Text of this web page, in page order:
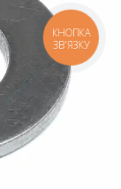
КНОПКА
ЗВ'ЯЗКУ